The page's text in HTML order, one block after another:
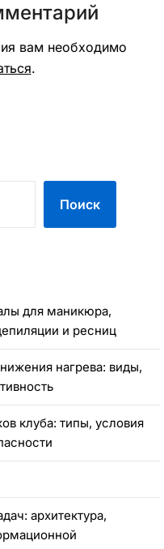
вам необходимо
.
Поиск
для маникюра,
и ресниц
нагрева: виды,
клуба: типы, условия
архитектура,